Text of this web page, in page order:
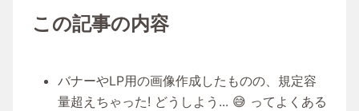
この記事の内容
バナーやLP用の画像作成したものの、規定容
量超えちゃった! どうしよう... 😅 ってよくある